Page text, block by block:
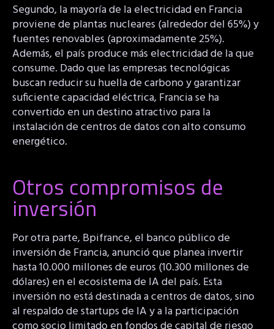
Segundo, la mayoría de la electricidad en Francia
proviene de plantas nucleares (alrededor del 65%) y
fuentes renovables (aproximadamente 25%).
Además, el país produce más electricidad de la que
consume. Dado que las empresas tecnológicas
buscan reducir su huella de carbono y garantizar
suficiente capacidad eléctrica, Francia se ha
convertido en un destino atractivo para la
instalación de centros de datos con alto consumo
energético.
Otros compromisos de
inversión
Por otra parte, Bpifrance, el banco público de
inversión de Francia, anunció que planea invertir
hasta 10.000 millones de euros (10.300 millones de
dólares) en el ecosistema de IA del país. Esta
inversión no está destinada a centros de datos, sino
al respaldo de startups de IA y a la participación